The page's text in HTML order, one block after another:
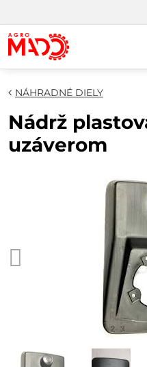
NÁHRADNÉ DIELY
Nádrž
uzáverom